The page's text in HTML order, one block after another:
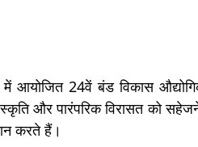
आयोजित 24वें बंड विकास
और पारंपरिक विरासत को
करते हैं।